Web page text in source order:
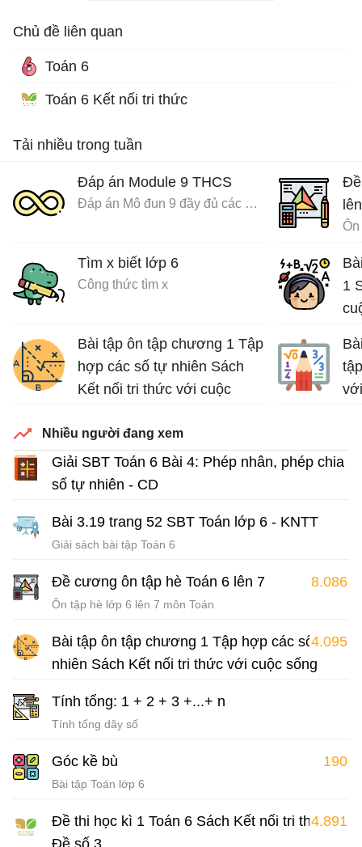
Chủ đề liên quan
Toán 6
Toán 6 Kết nối tri thức
Tải nhiều trong tuần
Đáp án Module 9 THCS
Đáp án Mô đun 9 đầy đủ các môn
Tìm x biết lớp 6
Công thức tìm x
Bài tập ôn tập chương 1 Tập
hợp các số tự nhiên Sách
Kết nối tri thức với cuộc
Đề
1
Nhiều người đang xem
Giải SBT Toán 6 Bài 4: Phép nhân, phép chia
số tự nhiên - CD
Bài 3.19 trang 52 SBT Toán lớp 6 - KNTT
Giải sách bài tập Toán 6
Đề cương ôn tập hè Toán 6 lên 7 8.086
Ôn tập hè lớp 6 lên 7 môn Toán
Bài tập ôn tập chương 1 Tập hợp các số tự
nhiên Sách Kết nối tri thức với cuộc sống
4.095
Tính tổng: 1 + 2 + 3 +...+ n
Tính tổng dãy số
Góc kề bù 190
Bài tập Toán lớp 6
Đề thi học kì 1 Toán 6 Sách Kết nối tri thức4.891